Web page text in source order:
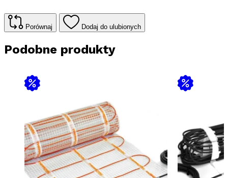
do
ogrzewania
podłogowego
9m2
/
Porównaj Dodaj do ulubionych
Podobne produkty